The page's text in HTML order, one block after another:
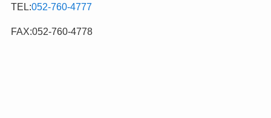
ゴ
リ
TEL:052-760-4777
FAX:052-760-4778